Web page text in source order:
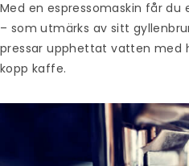
Med en espressomaskin får
– som utmärks av sitt
pressar upphettat vatten
kopp kaffe.